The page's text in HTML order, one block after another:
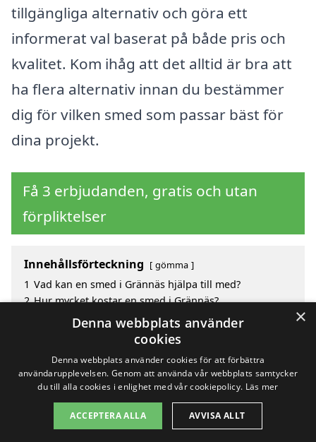
tillgängliga alternativ och göra ett
informerat val baserat på både pris och
kvalitet. Kom ihåg att det alltid är bra att
ha flera alternativ innan du bestämmer
dig för vilken smed som passar bäst för
dina projekt.
Få 3 erbjudanden, gratis och utan
förpliktelser
Innehållsförteckning gömma
1 Vad kan en smed i Grännäs hjälpa till med?
2 Hur mycket kostar en smed i Grännäs?
Fördelar med att välja smed i Grännäs
Sök efter en skicklig smed i de omgivande städerna
Copyright 2026 - Pilanto Aps
Om / kontakt Blogg Webbplatskarta Villkor
×
Denna webbplats använder
cookies
Denna webbplats använder cookies för att förbättra
användarupplevelsen. Genom att använda vår webbplats samtycker
du till alla cookies i enlighet med vår cookiepolicy. Läs mer
ACCEPTERA ALLA AVVISA ALLT